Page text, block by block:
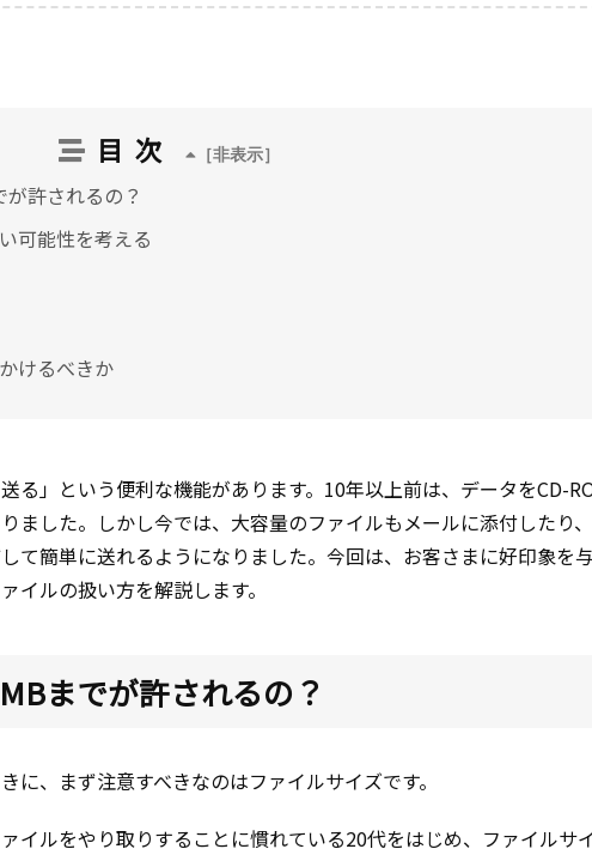
目次
許されるの？
可能性を考える
けるべきか
る」という便利な機能があります。10年以上前は、データをCD-
ました。しかし今では、大容量のファイルもメールに添付したり、
て簡単に送れるようになりました。今回は、お客さまに好印象を
イルの扱い方を解説します。
までが許されるの？
に、まず注意すべきなのはファイルサイズです。
イルをやり取りすることに慣れている20代をはじめ、ファイルサ